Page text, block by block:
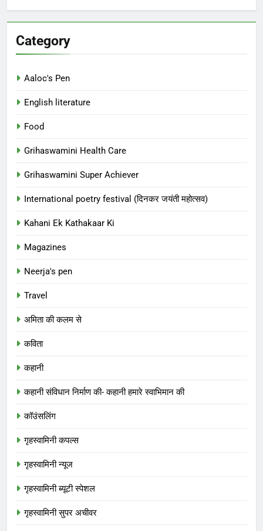
Category
Aaloc's Pen
English literature
Food
Grihaswamini Health Care
Grihaswamini Super Achiever
International poetry festival (दिनकर जयंती महोत्सव)
Kahani Ek Kathakaar Ki
Magazines
Neerja's pen
Travel
अमिता की कलम से
कविता
कहानी
कहानी संविधान निर्माण की- कहानी हमारे स्वाभिमान की
कॉउंसलिंग
गृहस्वामिनी कपल्स
गृहस्वामिनी न्यूज
गृहस्वामिनी ब्यूटी स्पेशल
गृहस्वामिनी सुपर अचीवर